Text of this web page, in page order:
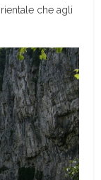
che agli